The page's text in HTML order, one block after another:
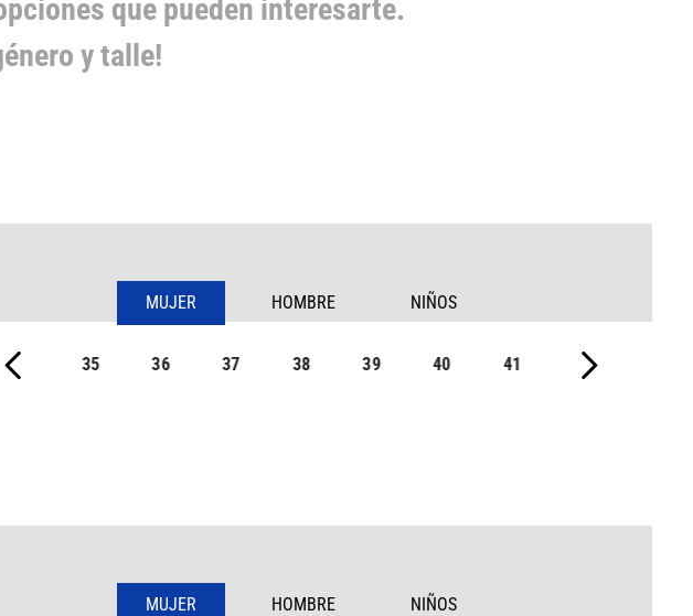
que pueden interesarte.
y talle!
MUJER HOMBRE NIÑOS
35 36 37 38 39 40 41
MUJER HOMBRE NIÑOS